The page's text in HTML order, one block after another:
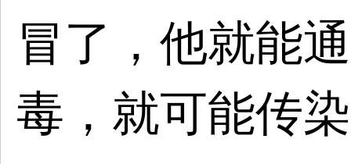
冒了，他就能
毒，就可能传